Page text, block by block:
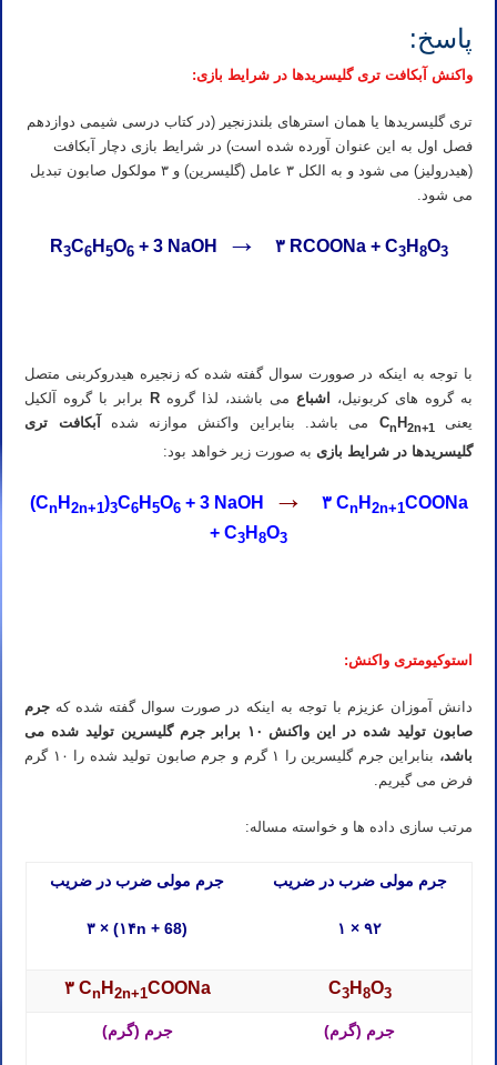
پاسخ:
واکنش آبکافت تری گلیسریدها در شرایط بازی:
تری گلیسریدها یا همان استرهای بلندزنجیر (در کتاب درسی شیمی دوازدهم
فصل اول به این عنوان آورده شده است) در شرایط بازی دچار آبکافت
(هیدرولیز) می شود و به الکل ۳ عامل (گلیسرین) و ۳ مولکول صابون تبدیل
می شود.
R3C6H 5O6+ 3 NaOH → ۳ RCOONa + C3H 8O3
با توجه به اینکه در صوورت سوال گفته شده که زنجیره هیدروکربنی متصل
به گروه های کربونیل،
اشباع می باشند، لذا گروه R برابر با گروه آلکیل
یعنی
Cn H2n+1 می باشد. بنابراین واکنش موازنه شده
آبکافت تری
گلیسریدها در شرایط بازی به صورت زیر خواهد بود:
(Cn H 2n+1)3C6H 5O6+ 3 NaOH → ۳ Cn H 2n+1COONa
+ C3 H 8O3
استوکیومتری واکنش:
دانش آموزان عزیزم با توجه به اینکه در صورت سوال گفته شده که جرم
صابون تولید شده در این واکنش ۱۰ برابر جرم گلیسرین تولید شده می
باشد،
بنابراین جرم گلیسرین را ۱ گرم و جرم صابون تولید شده را ۱۰ گرم
فرض می گیریم.
مرتب سازی داده ها و خواسته مساله:
جرم مولی ضرب در ضریب
۱ × ۹۲
جرم مولی ضرب در ضریب
۳ × (۱۴n + 68)
C3H 8O3 ۳ Cn H 2n+1COONa
جرم (گرم) جرم (گرم)